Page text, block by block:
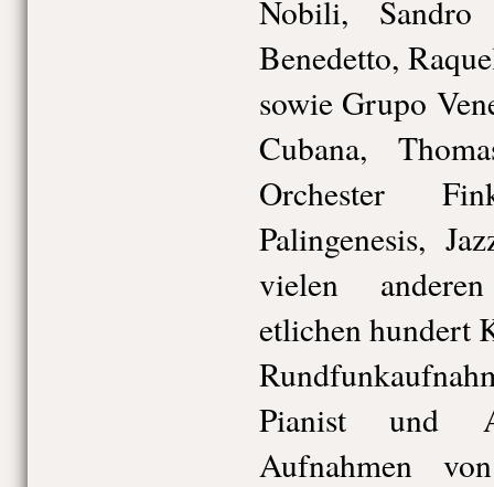
Nobili,
Benedetto,
sowie Grupo
Cubana,
Orchester
Palingenesis,
vielen
etlichen hundert
Pianist und
Aufnahmen